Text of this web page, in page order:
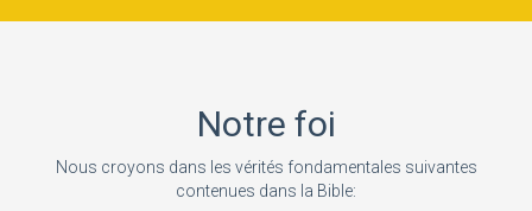
Notre foi
Nous croyons dans les vérités fondamentales suivantes
contenues dans la Bible: